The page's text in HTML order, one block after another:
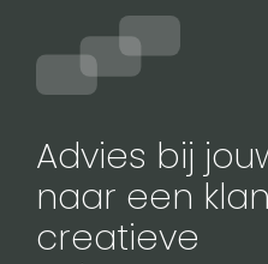
Advies bij
naar een
creatieve